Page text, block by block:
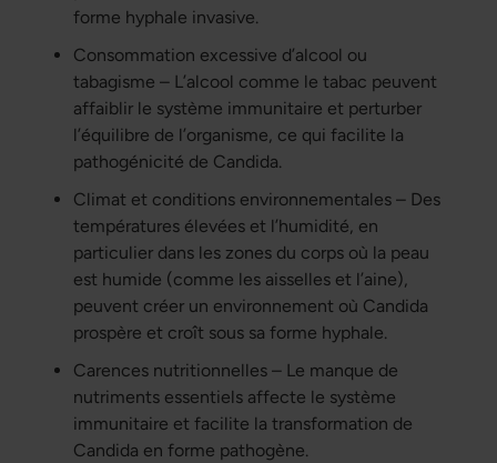
forme hyphale invasive.
Consommation excessive d’alcool ou
tabagisme – L’alcool comme le tabac peuvent
affaiblir le système immunitaire et perturber
l’équilibre de l’organisme, ce qui facilite la
pathogénicité de Candida.
Climat et conditions environnementales – Des
températures élevées et l’humidité, en
particulier dans les zones du corps où la peau
est humide (comme les aisselles et l’aine),
peuvent créer un environnement où Candida
prospère et croît sous sa forme hyphale.
Carences nutritionnelles – Le manque de
nutriments essentiels affecte le système
immunitaire et facilite la transformation de
Candida en forme pathogène.